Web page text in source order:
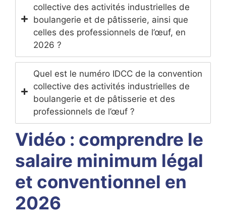
collective des activités industrielles de
boulangerie et de pâtisserie, ainsi que
celles des professionnels de l’œuf, en
2026 ?
Quel est le numéro IDCC de la convention
collective des activités industrielles de
boulangerie et de pâtisserie et des
professionnels de l’œuf ?
Vidéo : comprendre le
salaire minimum légal
et conventionnel en
2026